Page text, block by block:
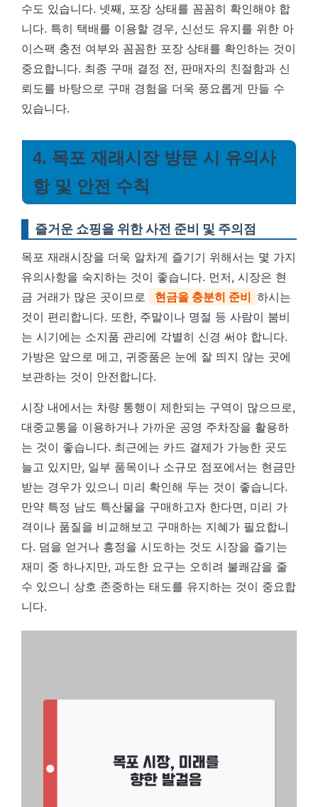
수도 있습니다. 넷째, 포장 상태를 꼼꼼히 확인해야 합
니다. 특히 택배를 이용할 경우, 신선도 유지를 위한 아
이스팩 충전 여부와 꼼꼼한 포장 상태를 확인하는 것이
중요합니다. 최종 구매 결정 전, 판매자의 친절함과 신
뢰도를 바탕으로 구매 경험을 더욱 풍요롭게 만들 수
있습니다.
4. 목포 재래시장 방문 시 유의사
항 및 안전 수칙
즐거운 쇼핑을 위한 사전 준비 및 주의점
목포 재래시장을 더욱 알차게 즐기기 위해서는 몇 가지
유의사항을 숙지하는 것이 좋습니다. 먼저, 시장은 현
금 거래가 많은 곳이므로
현금을 충분히 준비 하시는
것이 편리합니다. 또한, 주말이나 명절 등 사람이 붐비
는 시기에는 소지품 관리에 각별히 신경 써야 합니다.
가방은 앞으로 메고, 귀중품은 눈에 잘 띄지 않는 곳에
보관하는 것이 안전합니다.
시장 내에서는 차량 통행이 제한되는 구역이 많으므로,
대중교통을 이용하거나 가까운 공영 주차장을 활용하
는 것이 좋습니다. 최근에는 카드 결제가 가능한 곳도
늘고 있지만, 일부 품목이나 소규모 점포에서는 현금만
받는 경우가 있으니 미리 확인해 두는 것이 좋습니다.
만약 특정 남도 특산물을 구매하고자 한다면, 미리 가
격이나 품질을 비교해보고 구매하는 지혜가 필요합니
다. 덤을 얻거나 흥정을 시도하는 것도 시장을 즐기는
재미 중 하나지만, 과도한 요구는 오히려 불쾌감을 줄
수 있으니 상호 존중하는 태도를 유지하는 것이 중요합
니다.